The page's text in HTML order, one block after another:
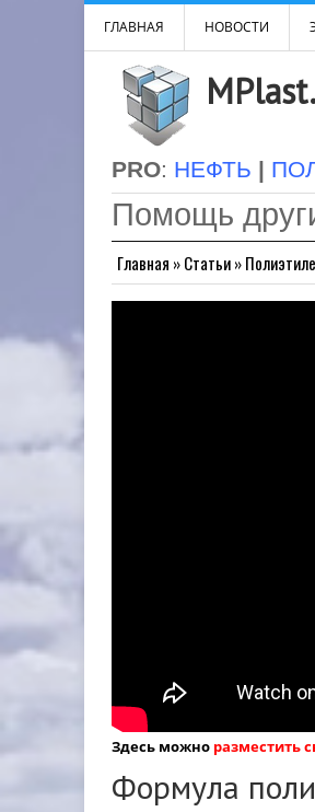
ГЛАВНАЯ НОВОСТИ
PRO: НЕФТЬ |
Помощь
Главная »Статьи»
Здесь можно разместить
Формула